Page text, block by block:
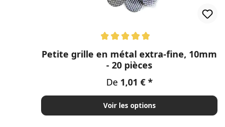
Note moyenne de 5 sur 5 étoiles
Petite grille en métal extra-fine, 10mm
- 20 pièces
Prix régulier :
De 1,01 €
Voir les options